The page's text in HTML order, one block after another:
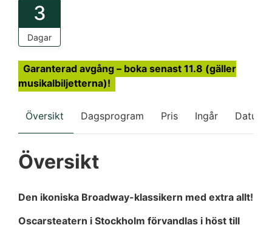
3
Dagar
Garanterad avgång – boka senast 11.8 (gäller
musikalbiljetterna)!
Översikt Dagsprogram Pris Ingår Datum
Översikt
Den ikoniska Broadway-klassikern med extra allt!
Oscarsteatern i Stockholm förvandlas i höst till